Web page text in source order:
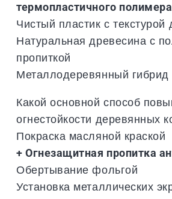
термопластичного полимера
Чистый пластик с текстурой
Натуральная древесина с
пропиткой
Металлодеревянный гибрид
Какой основной способ
огнестойкости деревянных
Покраска масляной краской
+ Огнезащитная пропитка
Обертывание фольгой
Установка металлических